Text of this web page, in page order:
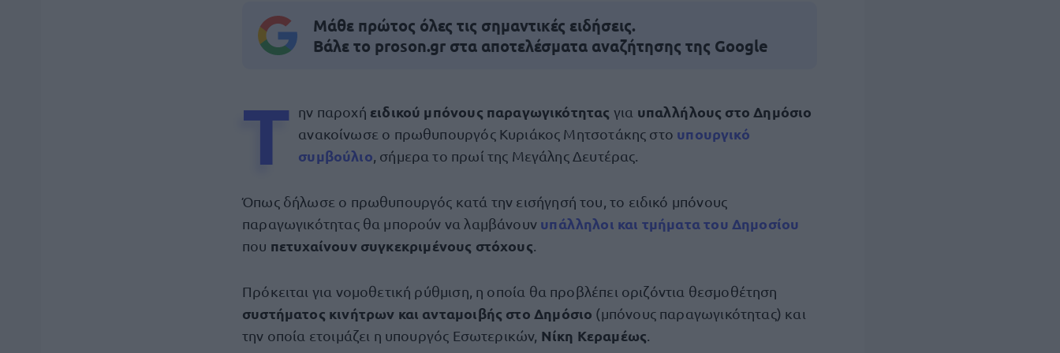
Μάθε πρώτος όλες τις σημαντικές ειδήσεις.
Βάλε το proson.gr στα αποτελέσματα αναζήτησης της Google
Τ ην παροχή ειδικού μπόνους παραγωγικότητας για υπαλλήλους στο Δημόσιο
ανακοίνωσε ο πρωθυπουργός Κυριάκος Μητσοτάκης στο υπουργικό
συμβούλιο , σήμερα το πρωί της Μεγάλης Δευτέρας.
Όπως δήλωσε ο πρωθυπουργός κατά την εισήγησή του, το ειδικό μπόνους
παραγωγικότητας θα μπορούν να λαμβάνουν υπάλληλοι και τμήματα του Δημοσίου
που πετυχαίνουν συγκεκριμένους στόχους
Πρόκειται για νομοθετική ρύθμιση, η οποία θα προβλέπει οριζόντια θεσμοθέτηση
συστήματος κινήτρων και ανταμοιβής στο Δημόσιο (μπόνους παραγωγικότητας) και
την οποία ετοιμάζει η υπουργός Εσωτερικών, Νίκη Κεραμέως